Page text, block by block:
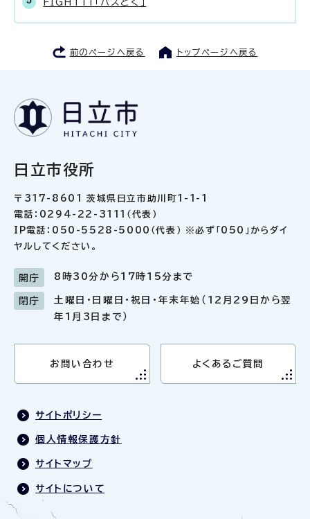
FIGHT11「パスとく」
前のページへ戻る トップページへ戻る
日立市役所
〒317-8601 茨城県日立市助川町1-1-1
電話：0294-22-3111（代表）
IP電話：050-5528-5000（代表） ※必ず「050」からダイ
ヤルしてください。
開庁 8時30分から17時15分まで
閉庁
土曜日・日曜日・祝日・年末年始（12月29日から翌
年1月3日まで）
お問い合わせ よくあるご質問
サイトポリシー
個人情報保護方針
サイトマップ
サイトについて